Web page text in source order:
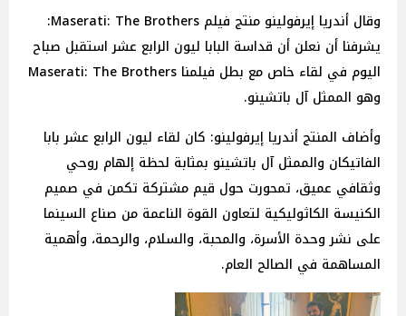
وقال أندريا إيرفولينو منتج فيلم Maserati: The Brothers:
يشرفنا أن نعلن أن قداسة البابا ليون الرابع عشر استقبل صباح
اليوم في لقاء خاص مع بطل فيلمنا Maserati: The Brothers
وهو الممثل آل باتشينو.
وأضاف المنتج أندريا إيرفولينو: كان لقاء ليون الرابع عشر بابا
الفاتيكان والممثل آل باتشينو بمثابة لحظة إلهام روحي
وثقافي عميق، تمحورت حول قيم مشتركة تكمن في صميم
الكنيسة الكاثوليكية لتعاون القوة الناعمة من صناع السينما
على نشر وحدة الأسرة، والمحبة، والسلام، والرحمة، وأهمية
المساهمة في الصالح العام.